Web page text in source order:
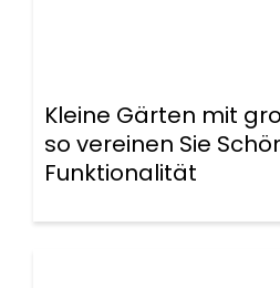
Kleine Gärten mit
so vereinen Sie
Funktionalität